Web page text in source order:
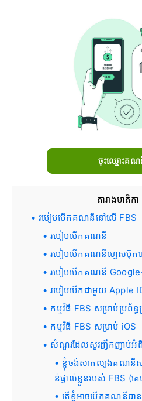
ចុះឈ្មោះគ
តារាងមាតិកា
របៀបបើកគណនីនៅលើ FBS
របៀបបើកគណនី
របៀបបើកគណនីហ្វេសប៊ុក
របៀបបើកគណនី
របៀបបើកជាមួយ Apple
កម្មវិធី FBS សម្រាប់ប្រព័ន្
កម្មវិធី FBS សម្រាប់ iOS
សំណួរដែលសួរញឹកញាប់អំពី
ខ្ញុំចង់សាកល្បងគណនីស
ន់ផ្ទាល់ខ្លួនរបស់ FBS (គ
តើខ្ញុំអាចបើកគណនីបាន